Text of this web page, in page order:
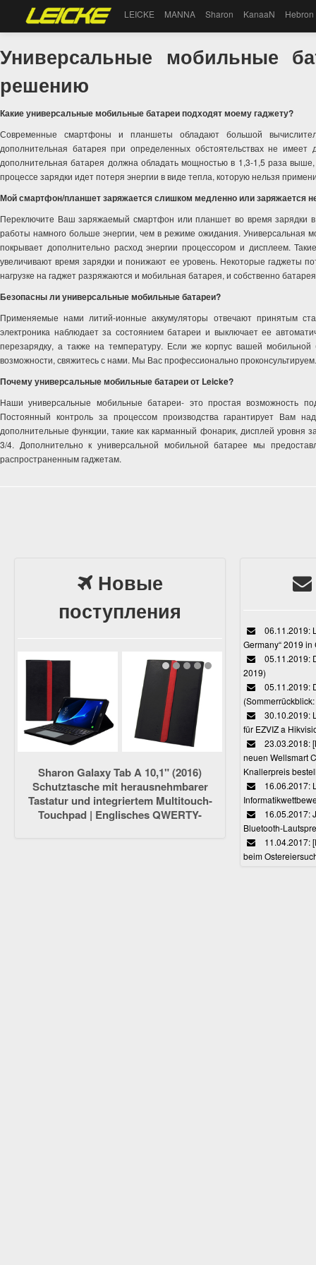
LEICKE MANNA Sharon KanaaN Hebron
Универсальные мобильные
решению
Какие универсальные мобильные батареи подходят моему гаджету?
Современные смартфоны и планшеты обладают большой
дополнительная батарея при определенных обстоятельствах не
дополнительная батарея должна обладать мощностью в 1,3-1,5 раза
процессе зарядки идет потеря энергии в виде тепла, которую нельзя
Мой смартфон/планшет заряжается слишком медленно или заряжается
Переключите Ваш заряжаемый смартфон или планшет во время зарядки
работы намного больше энергии, чем в режиме ожидания. Универсальная
покрывает дополнительно расход энергии процессором и дисплеем.
увеличивают время зарядки и понижают ее уровень. Некоторые гаджеты
нагрузке на гаджет разряжаются и мобильная батарея, и собственно
Безопасны ли универсальные мобильные батареи?
Применяемые нами литий-ионные аккумуляторы отвечают принятым
электроника наблюдает за состоянием батареи и выключает ее
перезарядку, а также на температуру. Если же корпус вашей
возможности, свяжитесь с нами. Мы Вас профессионально проконсультируем.
Почему универсальные мобильные батареи от Leicke?
Наши универсальные мобильные батареи- это простая возможность
Постоянный контроль за процессом производства гарантирует Вам
дополнительные функции, такие как карманный фонарик, дисплей
3/4. Дополнительно к универсальной мобильной батарее мы
распространенным гаджетам.
Новые
поступления
Sharon Galaxy Tab A 10,1" (2016)
Schutztasche mit herausnehmbarer
Tastatur und integriertem Multitouch-
Touchpad | Englisches QWERTY-
06.11.2019:
Germany“ 2019
05.11.2019:
2019)
05.11.2019:
30.10.2019:
für EZVIZ a
23.03.2018:
neuen Wellsmart
Knallerpreis
16.06.2017:
16.05.2017:
Bluetooth-
11.04.2017:
beim